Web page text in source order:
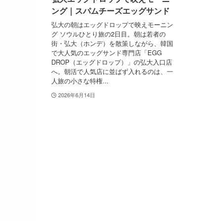
ング｜スパムチーズエッグサンド
弘大の朝はエッグドロップで映えモーニン
グ ソウルひとり旅の2日目。朝は若者の
街・弘大（ホンデ）を散策しながら、韓国
で大人気のエッグサンド専門店「EGG
DROP（エッグドロップ）」の弘大入口店
へ。朝活で人気店に並ばず入れるのは、一
人旅の小さな特権...
2026年6月14日